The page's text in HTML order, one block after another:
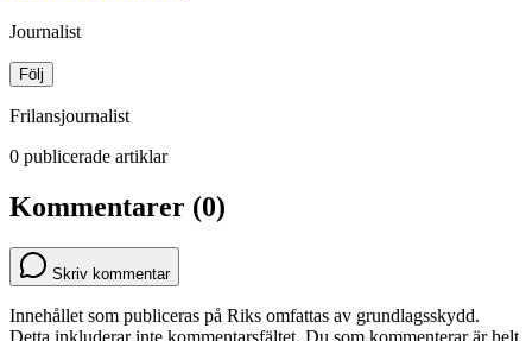
Journalist
Följ
Frilansjournalist
0 publicerade artiklar
Kommentarer (0)
Skriv kommentar
Innehållet som publiceras på Riks omfattas av grundlagsskydd.
Detta inkluderar inte kommentarsfältet. Du som kommenterar är helt